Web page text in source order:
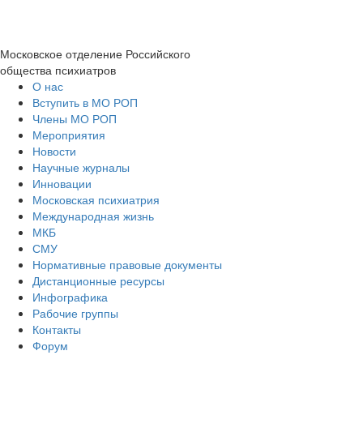
Московское отделение Российского
общества психиатров
О нас
Вступить в МО РОП
Члены МО РОП
Мероприятия
Новости
Научные журналы
Инновации
Московская психиатрия
Международная жизнь
МКБ
СМУ
Нормативные правовые документы
Дистанционные ресурсы
Инфографика
Рабочие группы
Контакты
Форум